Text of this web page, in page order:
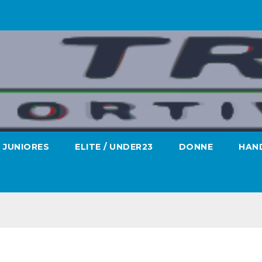
JUNIORES ELITE / UNDER23 DONNE